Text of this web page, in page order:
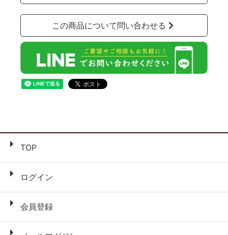
この商品について問い合わせる
TOP
ログイン
会員登録